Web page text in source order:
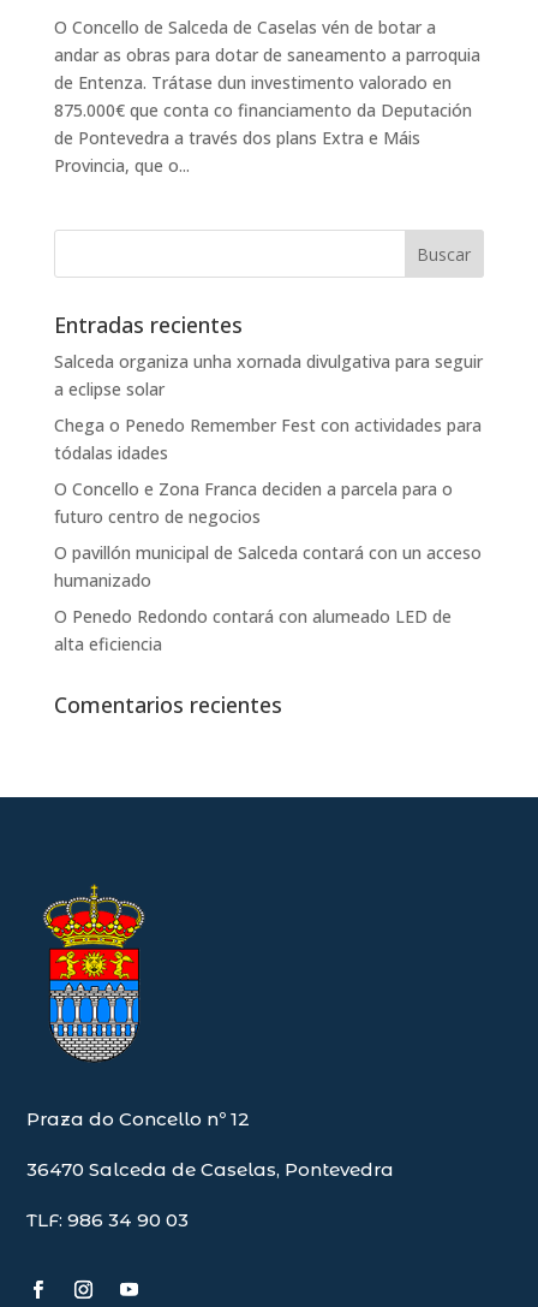
O Concello de Salceda de Caselas vén de botar a
andar as obras para dotar de saneamento a parroquia
de Entenza. Trátase dun investimento valorado en
875.000€ que conta co financiamento da Deputación
de Pontevedra a través dos plans Extra e Máis
Provincia, que o...
Entradas recientes
Salceda organiza unha xornada divulgativa para seguir
a eclipse solar
Chega o Penedo Remember Fest con actividades para
tódalas idades
O Concello e Zona Franca deciden a parcela para o
futuro centro de negocios
O pavillón municipal de Salceda contará con un acceso
humanizado
O Penedo Redondo contará con alumeado LED de
alta eficiencia
Comentarios recientes
Praza do Concello nº 12
36470 Salceda de Caselas, Pontevedra
TLF: 986 34 90 03